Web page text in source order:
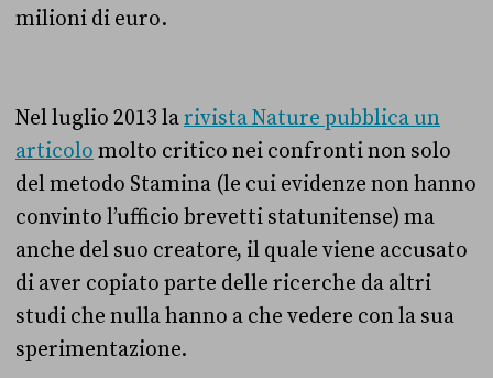
milioni di euro.
Nel luglio 2013 larivista Nature pubblica un
articolo molto critico nei confronti non solo
del metodo Stamina (le cui evidenze non hanno
convinto l’ufficio brevetti statunitense) ma
anche del suo creatore, il quale viene accusato
di aver copiato parte delle ricerche da altri
studi che nulla hanno a che vedere con la sua
sperimentazione.